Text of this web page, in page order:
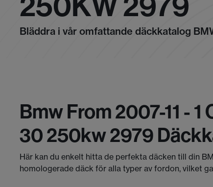
Bläddra i vår omfattande däckkatalog
Bmw From 2007-11 -
30 250kw 2979
Här kan du enkelt hitta de perfekta däcken till din
homologerade däck för alla typer av fordon, vilket